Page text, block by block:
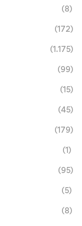
(8)
(172)
(1.175)
(99)
(15)
(45)
(179)
(1)
(95)
(5)
(8)